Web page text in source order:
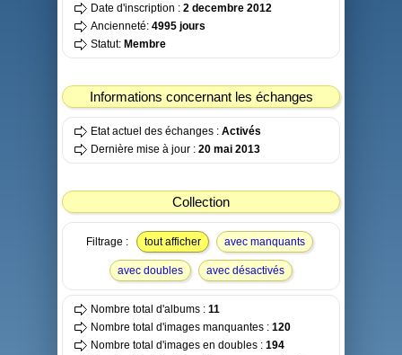
Date d'inscription : 2 decembre 2012
Ancienneté: 4995 jours
Statut: Membre
Informations concernant les échanges
Etat actuel des échanges : Activés
Dernière mise à jour : 20 mai 2013
Collection
Filtrage : tout afficher avec manquants
avec doubles avec désactivés
Nombre total d'albums : 11
Nombre total d'images manquantes : 120
Nombre total d'images en doubles : 194